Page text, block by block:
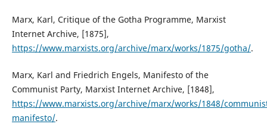
Marx, Karl, Critique of the Gotha Programme, Marxist
Internet Archive, [1875],
https://www.marxists.org/archive/marx/works/1875/gotha/.
Marx, Karl and Friedrich Engels, Manifesto of the
Communist Party, Marxist Internet Archive, [1848],
https://www.marxists.org/archive/marx/works/1848/
manifesto/.